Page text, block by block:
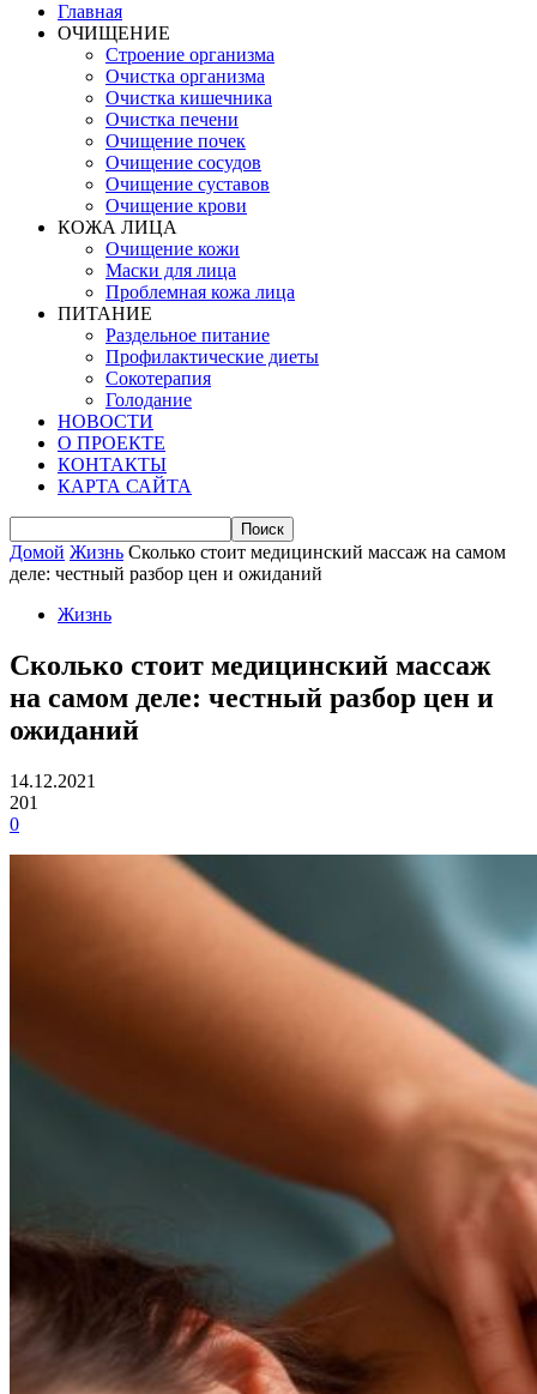
Главная
ОЧИЩЕНИЕ
Строение организма
Очистка организма
Очистка кишечника
Очистка печени
Очищение почек
Очищение сосудов
Очищение суставов
Очищение крови
КОЖА ЛИЦА
Очищение кожи
Маски для лица
Проблемная кожа лица
ПИТАНИЕ
Раздельное питание
Профилактические диеты
Сокотерапия
Голодание
НОВОСТИ
О ПРОЕКТЕ
КОНТАКТЫ
КАРТА САЙТА
Домой Жизнь Сколько стоит медицинский массаж на самом
деле: честный разбор цен и ожиданий
Жизнь
Сколько стоит медицинский массаж
на самом деле: честный разбор цен и
ожиданий
14.12.2021
201
0